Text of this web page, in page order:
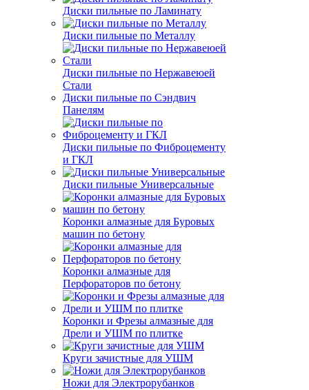
Диски пильные по Ламинату
Диски пильные по Металлу
Диски пильные по Нержавеюей
Стали
Диски пильные по Сэндвич
Панелям
Диски пильные по Фиброцементу
и ГКЛ
Диски пильные Универсальные
Коронки алмазные для Буровых
машин по бетону
Коронки алмазные для
Перфораторов по бетону
Коронки и Фрезы алмазные для
Дрели и УШМ по плитке
Круги зачистные для УШМ
Ножи для Электрорубанков